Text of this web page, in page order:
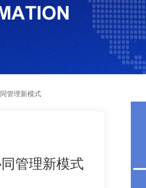
管理新模式
管理新模式